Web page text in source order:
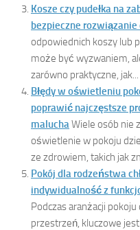
Kosze czy pudełka na
bezpieczne rozwiązanie
odpowiednich koszy lub
może być wyzwaniem,
zarówno praktyczne, jak...
Błędy w oświetleniu
poprawić najczęstsze
maluchaWiele osób nie
oświetlenie w pokoju
ze zdrowiem, takich jak
Pokój dla rodzeństwa
indywidualność z
Podczas aranżacji
przestrzeń, kluczowe